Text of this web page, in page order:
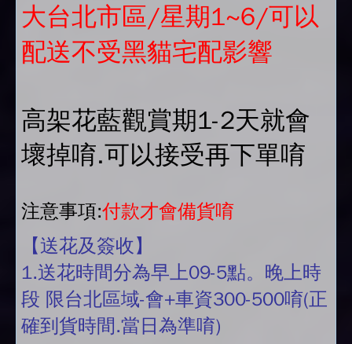
大台北市區/星期1~6/可以
配送不受黑貓宅配影響
高架花藍觀賞期1-2天就會
壞掉唷.可以接受再下單唷
注意事項:付款才會備貨唷
【送花及簽收】
1.送花時間分為早上09-5點。晚上時
段 限台北區域-會+車資300-500唷(正
確到貨時間.當日為準唷)